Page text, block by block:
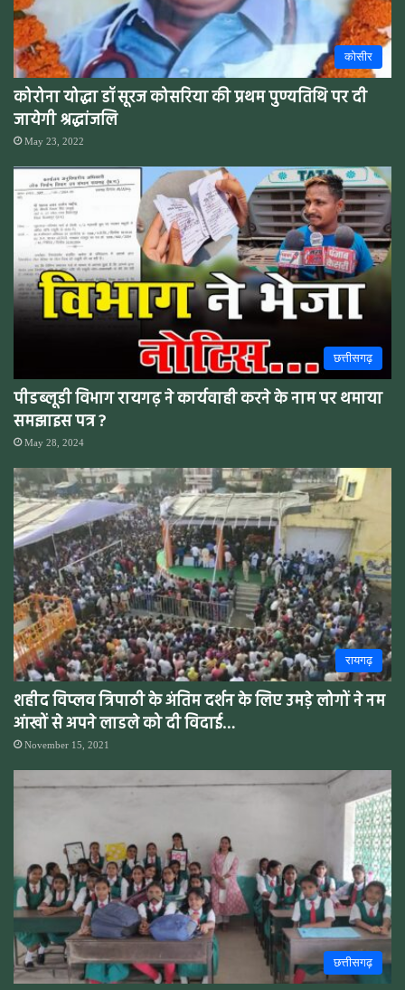
कोसीर
कोरोना योद्धा डॉ सूरज कोसरिया की प्रथम पुण्यतिथि पर दी
जायेगी श्रद्धांजलि
May 23, 2022
छत्तीसगढ़
पीडब्लूडी विभाग रायगढ़ ने कार्यवाही करने के नाम पर थमाया
समझाइस पत्र ?
May 28, 2024
रायगढ़
शहीद विप्लव त्रिपाठी के अंतिम दर्शन के लिए उमड़े लोगों ने नम
आंखों से अपने लाडले को दी विदाई…
November 15, 2021
छत्तीसगढ़